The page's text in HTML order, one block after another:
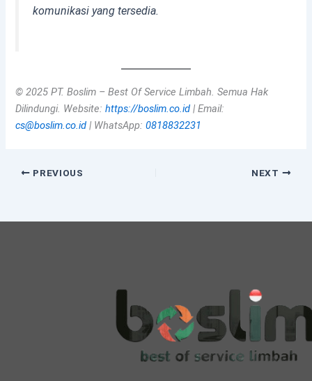
komunikasi yang tersedia.
© 2025 PT. Boslim – Best Of Service Limbah. Semua Hak
Dilindungi. Website:https://boslim.co.id | Email:
cs@boslim.co.id | WhatsApp:0818832231
PREVIOUS NEXT